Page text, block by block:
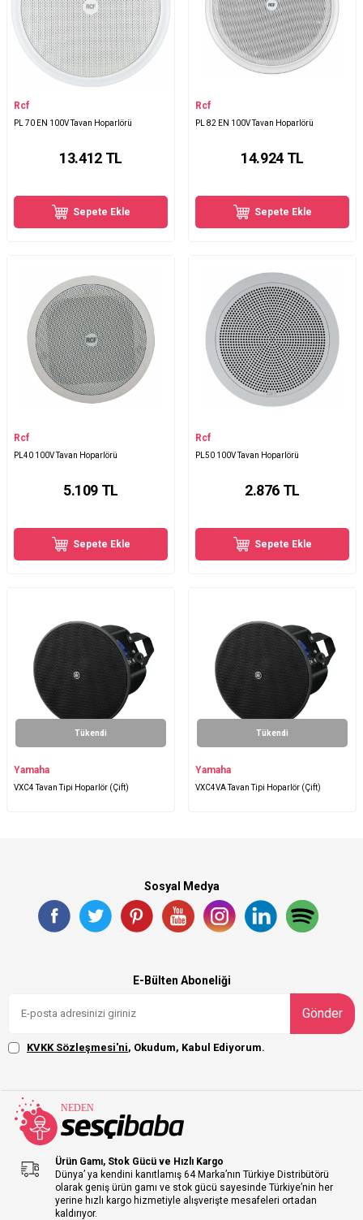
Rcf
PL 70 EN 100V Tavan Hoparlörü
13.412TL
Sepete Ekle
Rcf
PL 82 EN 100V Tavan Hoparlörü
14.924TL
Sepete Ekle
Rcf
PL40 100V Tavan Hoparlörü
5.109 TL
Sepete Ekle
Rcf
PL50 100V Tavan Hoparlörü
2.876 TL
Sepete Ekle
Tükendi
Yamaha
VXC4 Tavan Tipi Hoparlör (Çift)
Tükendi
Yamaha
VXC4VA Tavan Tipi Hoparlör (Çift)
Sosyal Medya
E-Bülten Aboneliği
Gönder
KVKK Sözleşmesi'ni, Okudum, Kabul Ediyorum.
Ürün Gamı, Stok Gücü ve Hızlı Kargo
Dünya’ ya kendini kanıtlamış 64 Marka’nın Türkiye Distribütörü
olarak geniş ürün gamı ve stok gücü sayesinde Türkiye’nin her
yerine hızlı kargo hizmetiyle alışverişte mesafeleri ortadan
kaldırıyor.